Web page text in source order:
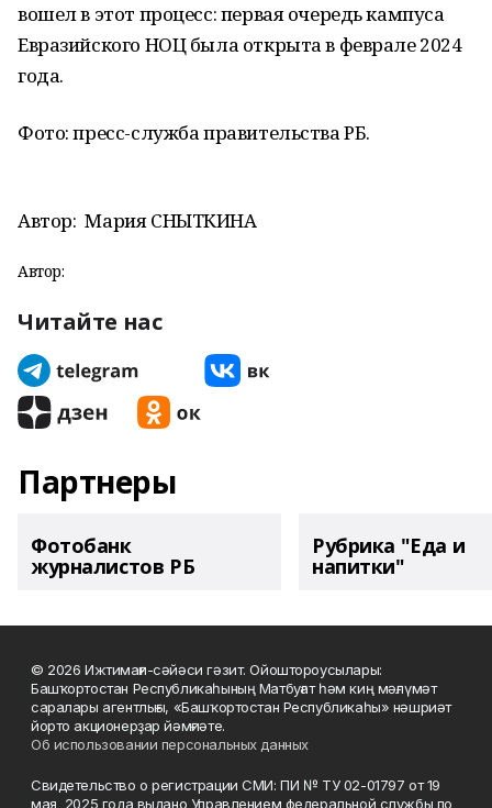
вошел в этот процесс: первая очередь кампуса
Евразийского НОЦ была открыта в феврале 2024
года.
Фото: пресс-служба правительства РБ.
Автор: Мария СНЫТКИНА
Автор:
Читайте нас
Партнеры
Фотобанк
журналистов РБ
Рубрика "Еда и
напитки"
© 2026 Ижтимағи-сәйәси гәзит. Ойоштороусылары:
Башҡортостан Республикаһының Матбуғат һәм киң мәғлүмәт
саралары агентлығы, «Башҡортостан Республикаһы» нәшриәт
йорто акционерҙар йәмғиәте.
Об использовании персональных данных
Свидетельство о регистрации СМИ: ПИ № ТУ 02-01797 от 19
мая 2025 года выдано Управлением федеральной службы по